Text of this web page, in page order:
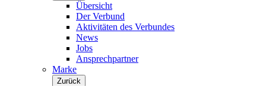
Übersicht
Der Verbund
Aktivitäten des Verbundes
News
Jobs
Ansprechpartner
Marke
Zurück